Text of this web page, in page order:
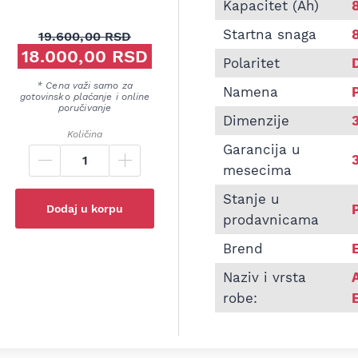
19.600,00RSD
Originalna cena je bila: 19.600,00 RSD.
18.000,00 RSD
Trenutna cena je: 18.000,00 RSD.
* Cena važi samo za
gotovinsko plaćanje i online
poručivanje
Količina
Dodaj u korpu
Kapacitet (Ah)
Startna snaga
Polaritet
Namena
Dimenzije
Garancija u
mesecima
Stanje u
prodavnicama
Brend
Naziv i vrsta
robe: